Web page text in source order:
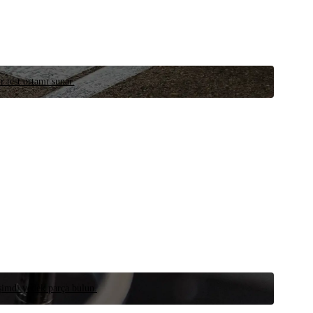
test ortamı sunar.
yedek parça bulun.